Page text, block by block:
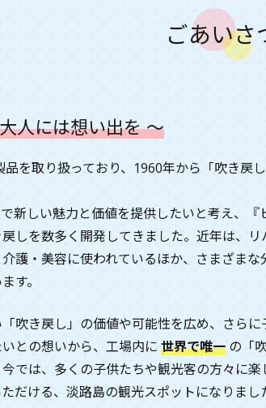
ごあいさ
人には想い出を ～
を取り扱っており、1960年から「吹き戻
新しい魅力と価値を提供したいと考え、『
しを数多く開発してきました。近年は、リ
護・美容に使われているほか、さまざまな
す。
吹き戻し」の価値や可能性を広め、さらに
との想いから、工場内に 世界で唯一 の「
では、多くの子供たちや観光客の方々に楽
だける、淡路島の観光スポットになりまし